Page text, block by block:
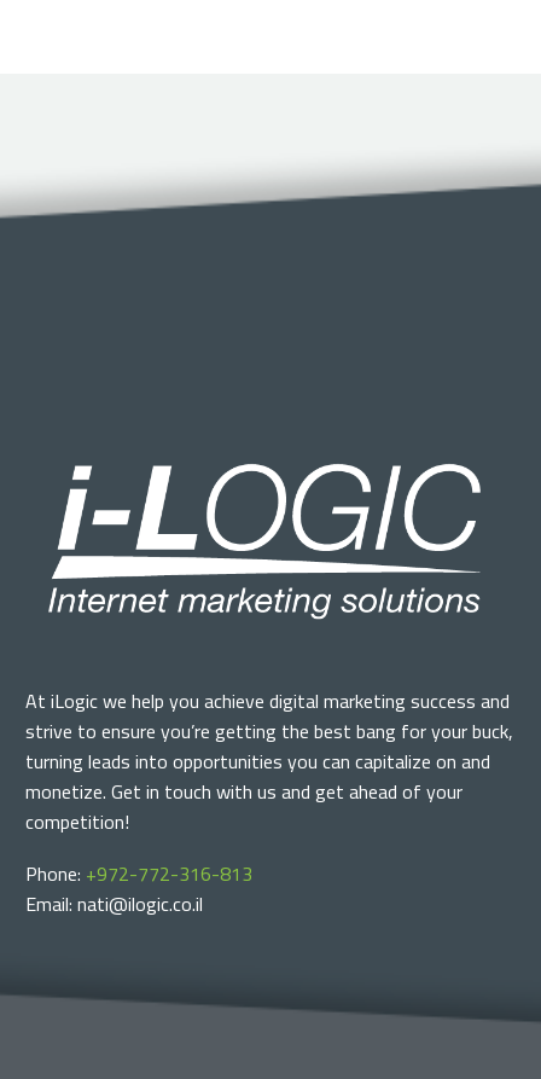
At iLogic we help you achieve digital marketing success and
strive to ensure you’re getting the best bang for your buck,
turning leads into opportunities you can capitalize on and
monetize. Get in touch with us and get ahead of your
competition!
Phone: +972-772-316-813
Email: nati@ilogic.co.il